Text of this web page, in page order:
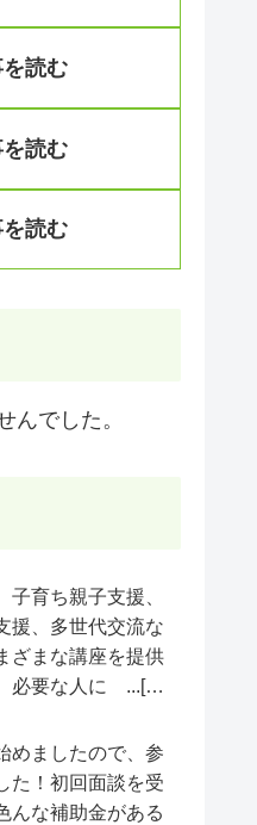
読む
読む
読む
んでした。
子育ち親子支援、
援、多世代交流な
ざまな講座を提供
必要な人に ...[続
めましたので、参
た！初回面談を受
んな補助金がある